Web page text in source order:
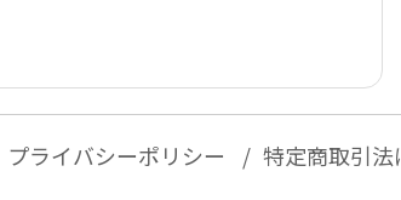
プライバシーポリシー 特定商取引